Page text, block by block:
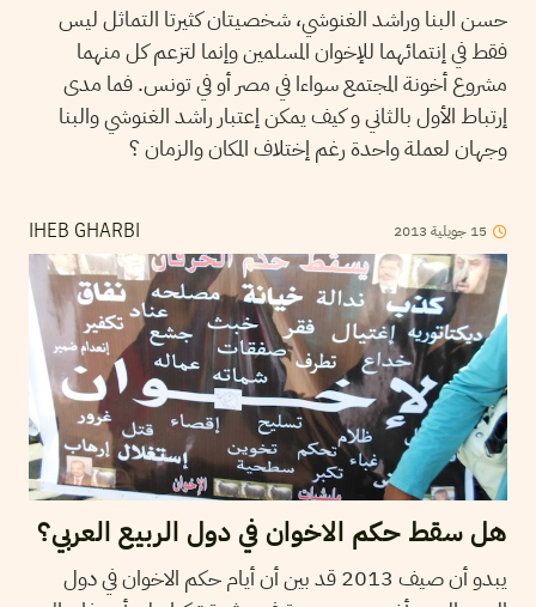
حسن البنا وراشد الغنوشي، شخصيتان كثيرتا التماثل ليس
فقط في إنتمائهما للإخوان المسلمين وإنما لتزعم كل منهما
مشروع أخونة المجتمع سواءا في مصر أو في تونس. فما مدى
إرتباط الأول بالثاني و كيف يمكن إعتبار راشد الغنوشي والبنا
وجهان لعملة واحدة رغم إختلاف المكان والزمان ؟
IHEB GHARBI 15 جويلية 2013
هل سقط حكم الاخوان في دول الربيع العربي؟
يبدو أن صيف 2013 قد بين أن أيام حكم الاخوان في دول